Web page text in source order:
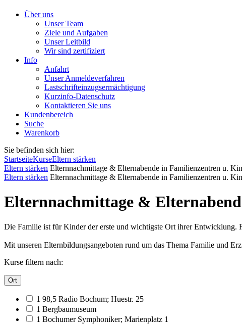
Über uns
Unser Team
Ziele und Aufgaben
Unser Leitbild
Wir sind zertifiziert
Info
Anfahrt
Unser Anmeldeverfahren
Lastschrifteinzugsermächtigung
Kurzinfo-Datenschutz
Kontaktieren Sie uns
Kundenbereich
Suche
Warenkorb
Sie befinden sich hier:
StartseiteKurseEltern stärken
Eltern stärken Elternnachmittage & Elternabende in Familienzentren u.
Eltern stärken Elternnachmittage & Elternabende in Familienzentren u.
Elternnachmittage &
Die Familie ist für Kinder der erste und wichtigste Ort ihrer Entwicklung.
Mit unseren Elternbildungsangeboten rund um das Thema Familie und
Kurse filtern nach:
Ort
1 98,5 Radio Bochum; Huestr. 25
1 Bergbaumuseum
1 Bochumer Symphoniker; Marienplatz 1